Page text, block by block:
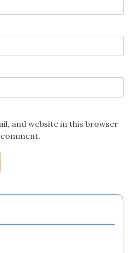
and website in this browser